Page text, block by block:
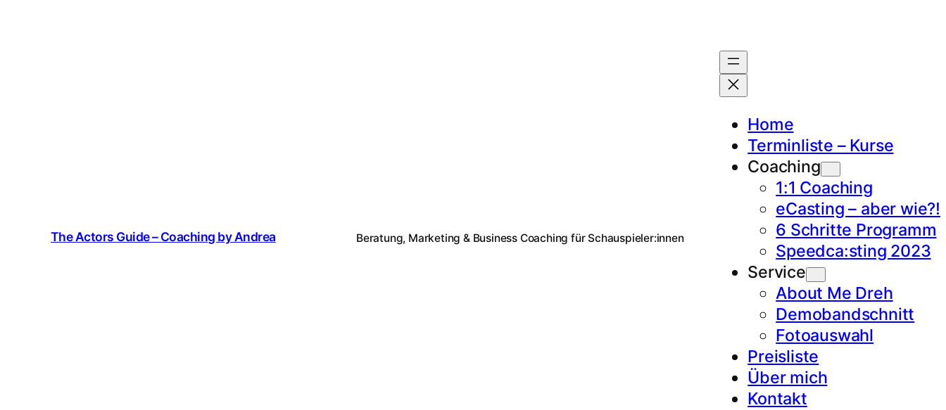
The Actors Guide – Coaching by Andrea Beratung, Marketing & Business Coaching für Schauspieler:innen
Home
Terminliste – Kurse
Coaching
1:1 Coaching
eCasting – aber wie?!
6 Schritte Programm
Speedca:sting 2023
Service
About Me Dreh
Demobandschnitt
Fotoauswahl
Preisliste
Über mich
Kontakt